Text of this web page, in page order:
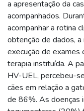
a apresentação da
acompanhados.
acompanhar a rotina
obtenção de dados,
execução de exames
terapia instituída. A
HV-UEL, percebeu-
cães em relação a
de 86%. As doenças